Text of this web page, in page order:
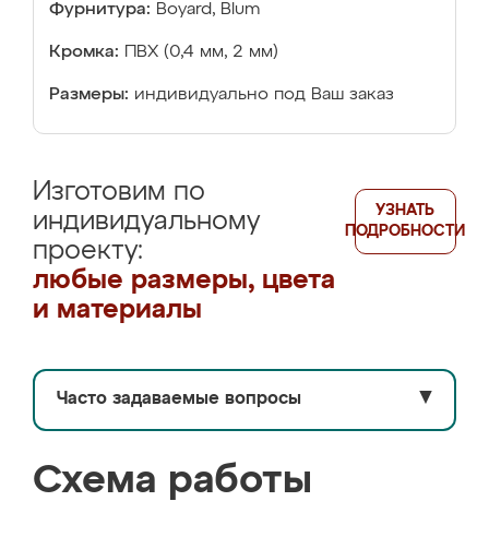
Фурнитура: Boyard, Blum
Кромка: ПВХ (0,4 мм, 2 мм)
Размеры: индивидуально под Ваш заказ
Изготовим по
индивидуальному
проекту:
любые размеры, цвета
и материалы
УЗНАТЬ
ПОДРОБНОСТИ
Часто задаваемые вопросы ▼
Схема работы